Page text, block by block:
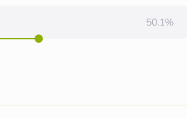
50.1%